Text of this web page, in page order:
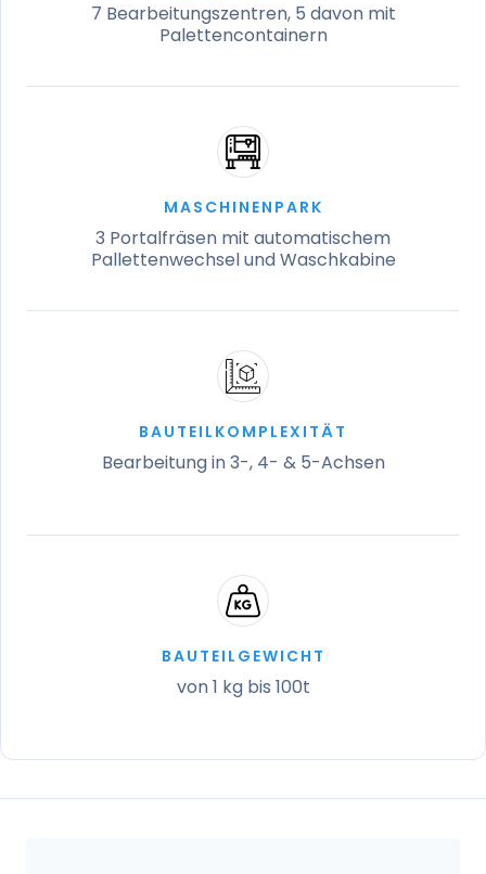
7 Bearbeitungszentren, 5 davon mit
Palettencontainern
MASCHINENPARK
3 Portalfräsen mit automatischem
Pallettenwechsel und Waschkabine
BAUTEILKOMPLEXITÄT
Bearbeitung in 3-, 4- & 5-Achsen
BAUTEILGEWICHT
von 1 kg bis 100t